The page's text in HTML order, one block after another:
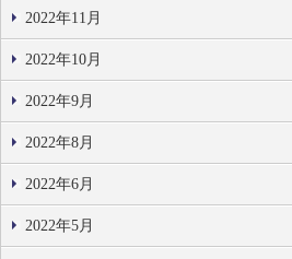
2022年11月
2022年10月
2022年9月
2022年8月
2022年6月
2022年5月